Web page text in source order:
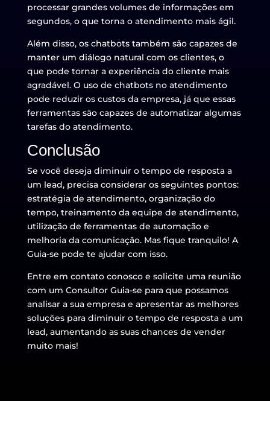
processar grandes volumes de informações em
segundos, o que torna o atendimento mais ágil.
Além disso, os chatbots também são capazes de
manter um diálogo natural com os clientes, o
que pode tornar a experiência do cliente mais
agradável. O uso de chatbots no atendimento
pode reduzir os custos da empresa, já que essas
ferramentas são capazes de automatizar algumas
tarefas do atendimento.
Conclusão
Se você deseja diminuir o tempo de resposta a
um lead, precisa considerar os seguintes pontos:
estratégia de atendimento, organização do
tempo, treinamento da equipe de atendimento,
utilização de ferramentas de automação e
melhoria da comunicação. Mas fique tranquilo! A
Guia-se pode te ajudar com isso.
Entre em contato conosco e solicite uma reunião
com um Consultor Guia-se para que possamos
analisar a sua empresa e apresentar as melhores
soluções para diminuir o tempo de resposta a um
lead, aumentando as suas chances de vender
muito mais!